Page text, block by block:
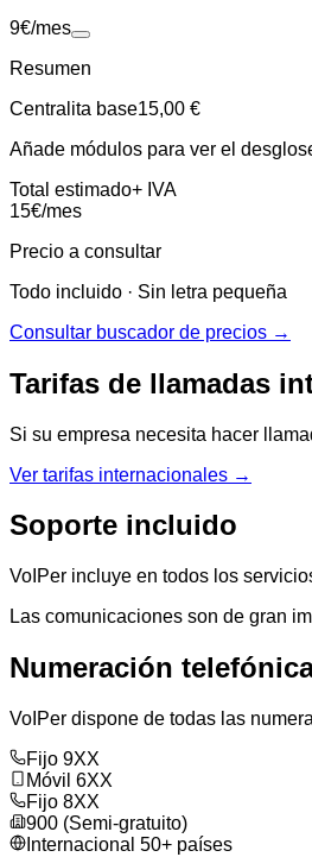
9€/mes
Resumen
Centralita base15,00 €
Añade módulos para ver el
Total estimado+ IVA
15€/mes
Precio a consultar
Todo incluido · Sin letra pequeña
Consultar buscador de precios →
Tarifas de llamadas
Si su empresa necesita hacer
Ver tarifas internacionales →
Soporte incluido
VoIPer incluye en todos los
Las comunicaciones son de gran
Numeración
VoIPer dispone de todas las
Fijo 9XX
Móvil 6XX
Fijo 8XX
900 (Semi-gratuito)
Internacional 50+ países